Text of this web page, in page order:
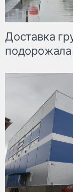
Доставка
подорожала